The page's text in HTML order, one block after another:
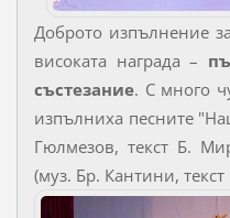
Доброто изпълнение
високата награда –
състезание. С много
изпълниха песните
Гюлмезов, текст Б.
(муз. Бр. Кантини,